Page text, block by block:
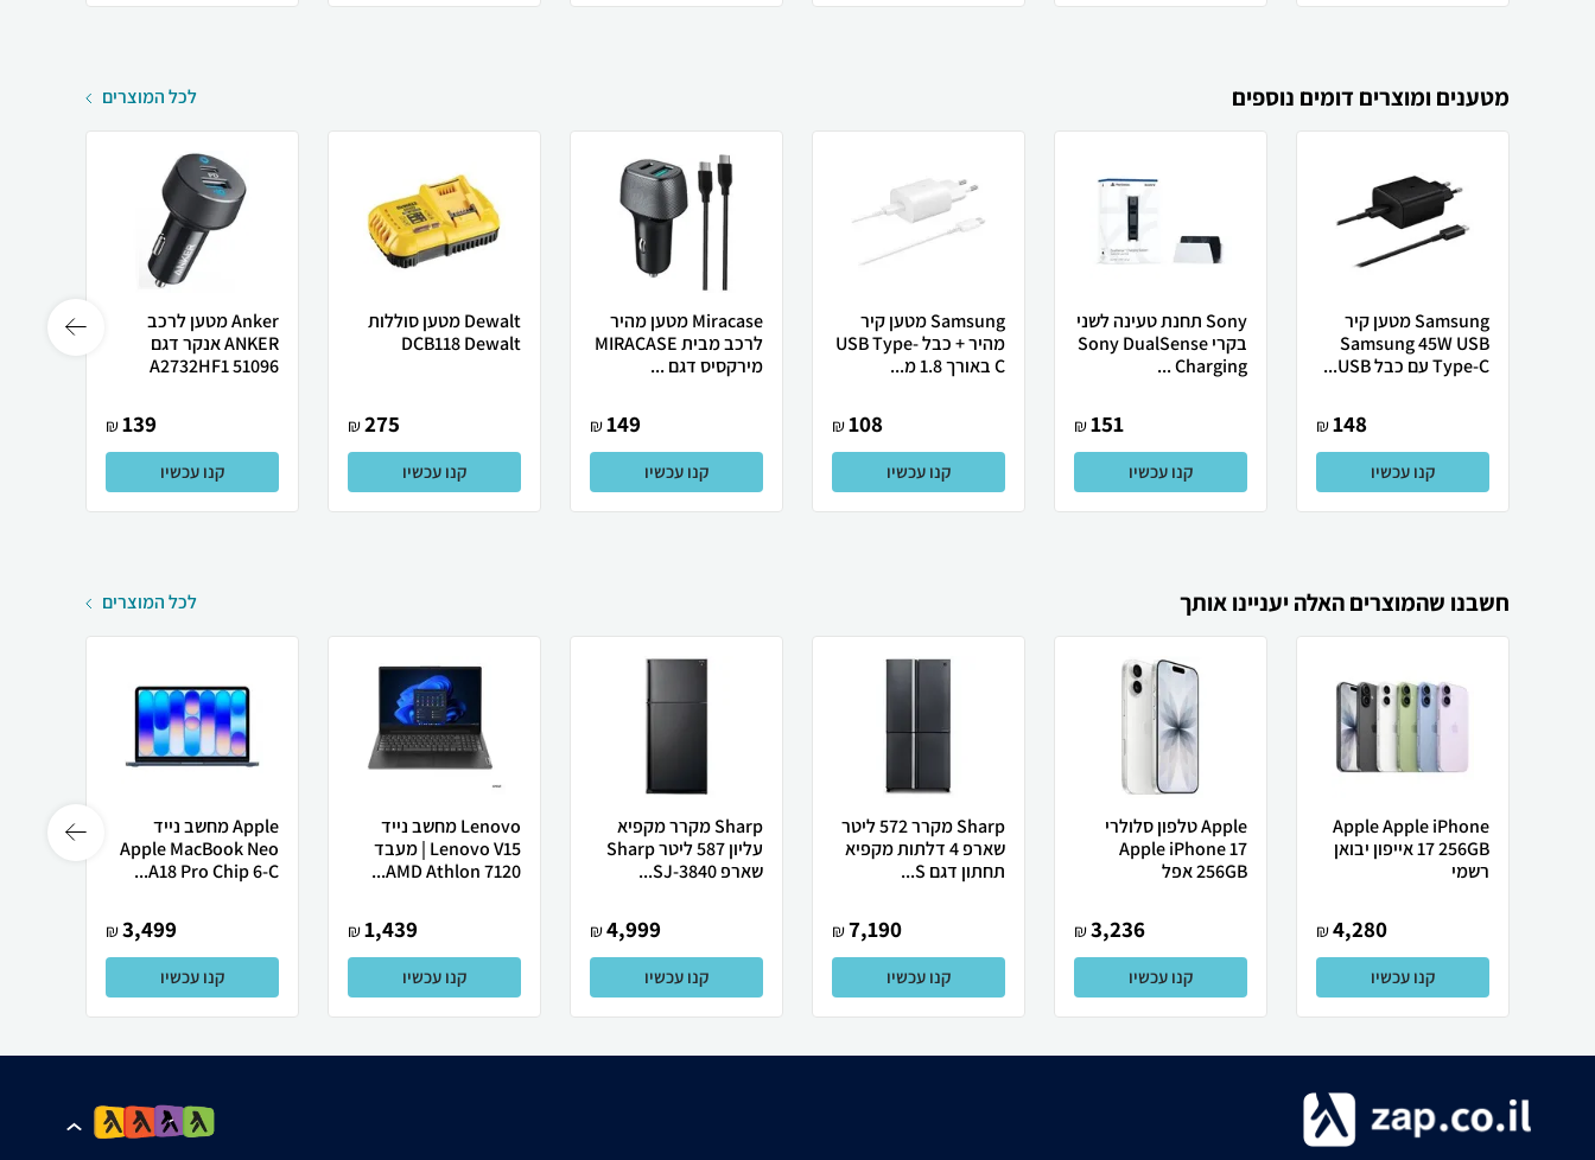
מטענים ומוצרים דומים נוספים לכל המוצרים
Samsung מטען קיר
Samsung 45W USB
Type-C עם כבל USB...
148
₪
קנו עכשיו
Sony תחנת טעינה לשני
בקרי Sony DualSense
Charging ...
151
₪
קנו עכשיו
Samsung מטען קיר
מהיר + כבל USB Type-
C באורך 1.8 מ...
108
₪
קנו עכשיו
Miracase מטען מהיר
לרכב מבית MIRACASE
מירקסיס דגם ...
149
₪
קנו עכשיו
Dewalt מטען סוללות
DCB118 Dewalt
275
₪
קנו עכשיו
Anker מטען לרכב
ANKER אנקר דגם
A2732HF1 51096
139
₪
קנו עכשיו
חשבנו שהמוצרים האלה יעניינו אותך לכל המוצרים
Apple Apple iPhone
17 256GB אייפון יבואן
רשמי
4,280
₪
קנו עכשיו
Apple טלפון סלולרי
Apple iPhone 17
256GB אפל
3,236
₪
קנו עכשיו
Sharp מקרר 572 ליטר
שארפ 4 דלתות מקפיא
תחתון דגם S...
7,190
₪
קנו עכשיו
Sharp מקרר מקפיא
עליון 587 ליטר Sharp
שארפ SJ-3840...
4,999
₪
קנו עכשיו
Lenovo מחשב נייד
Lenovo V15 | מעבד
AMD Athlon 7120...
1,439
₪
קנו עכשיו
Apple מחשב נייד
Apple MacBook Neo
A18 Pro Chip 6-C...
3,499
₪
קנו עכשיו